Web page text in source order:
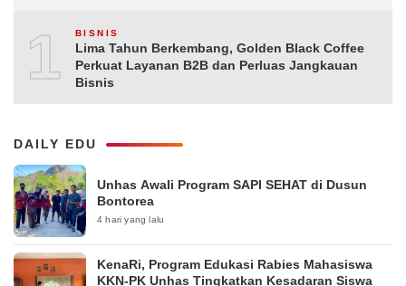
10BISNIS
Lima Tahun Berkembang, Golden Black Coffee
Perkuat Layanan B2B dan Perluas Jangkauan
Bisnis
DAILY EDU
Unhas Awali Program SAPI SEHAT di Dusun
Bontorea
4 hari yang lalu
KenaRi, Program Edukasi Rabies Mahasiswa
KKN-PK Unhas Tingkatkan Kesadaran Siswa